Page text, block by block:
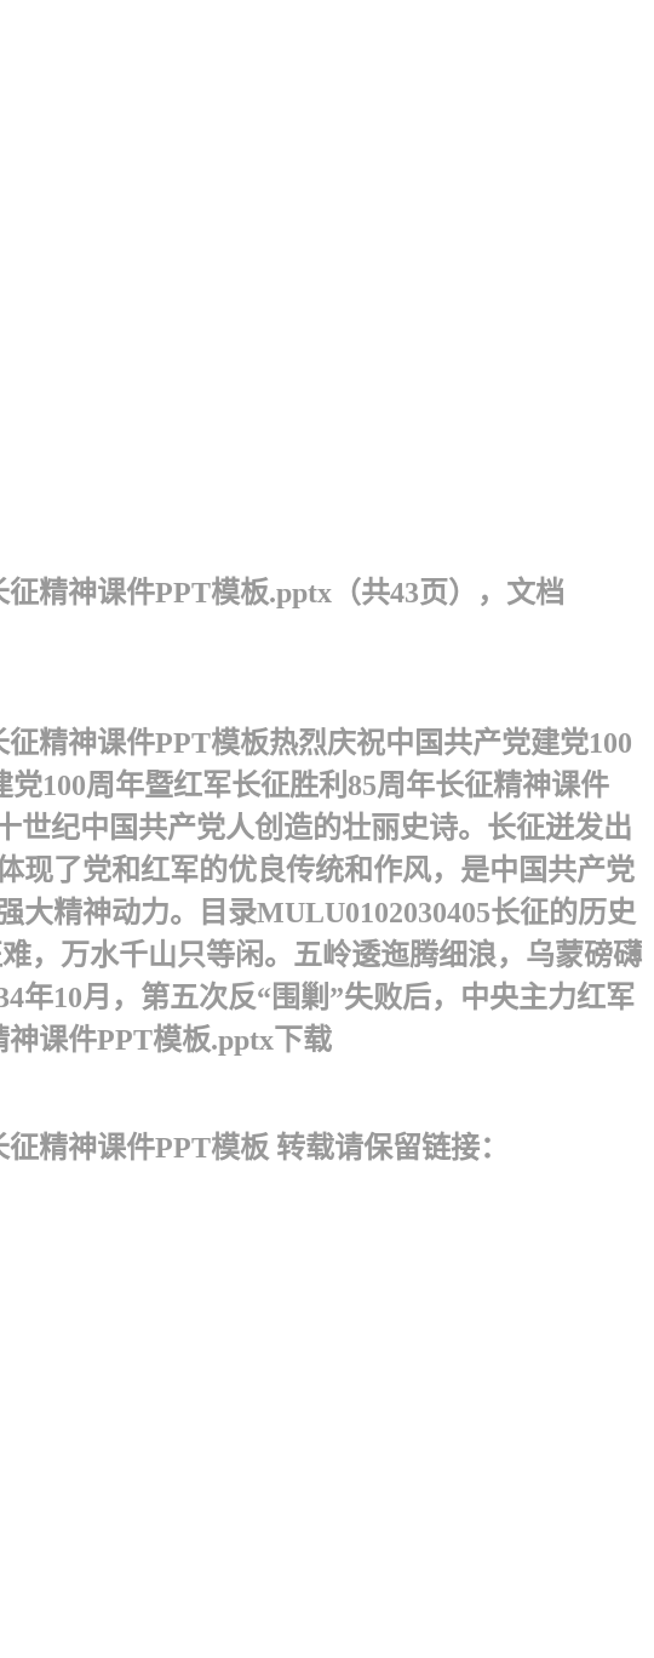
精神课件PPT模板.pptx（共43页），文档
精神课件PPT模板 热烈庆祝中国共产党建党100
100周年暨红军长征胜利85周年长征精神课件
世纪中国共产党人创造的壮丽史诗。长征迸发出
现了党和红军的优良传统和作风，是中国共产党
精神动力。 目录MULU0102030405 长征的历史
，万水千山只等闲。五岭逶迤腾细浪，乌蒙磅礴
年10月，第五次反“围剿”失败后，中央主力红军
课件PPT模板.pptx下载
精神课件PPT模板 转载请保留链接：